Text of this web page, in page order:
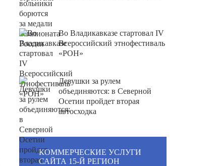
Во Владикавказе стартовал IV
Всероссийский этнофестиваль
«РОН»
Девушки за рулем
объединяются: в Северной
Осетии пройдет вторая
автосходка
КОММЕРЧЕСКИЕ УСЛУГИ
САЙТА 15-Й РЕГИОН